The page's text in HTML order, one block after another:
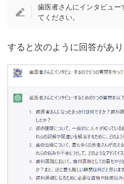
歯医者さんにインタビュ
てください。
すると次のように回答があり